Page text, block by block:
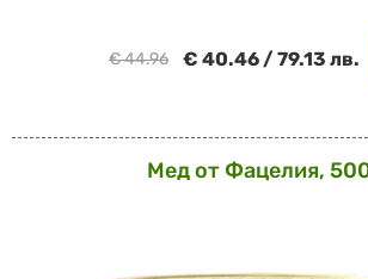
€ 40.46 / 79.13 лв.
€ 44.96
Мед от Фацелия,